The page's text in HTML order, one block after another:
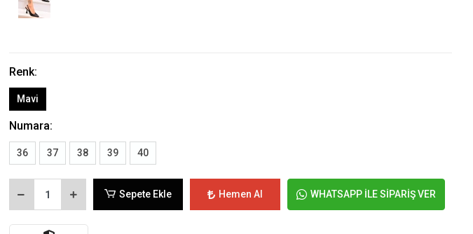
Renk:
Mavi
Numara:
36 37 38 39 40
Sepete Ekle Hemen Al WHATSAPP İLE SİPARİŞ VER